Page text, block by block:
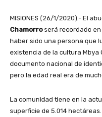
MISIONES (26/1/2020).- El
Chamorroserá recordado
haber sido una persona que
existencia de la cultura Mbya
documento nacional de
pero la edad real era de
La comunidad tiene en la
superficie de 5.014 hectáreas.